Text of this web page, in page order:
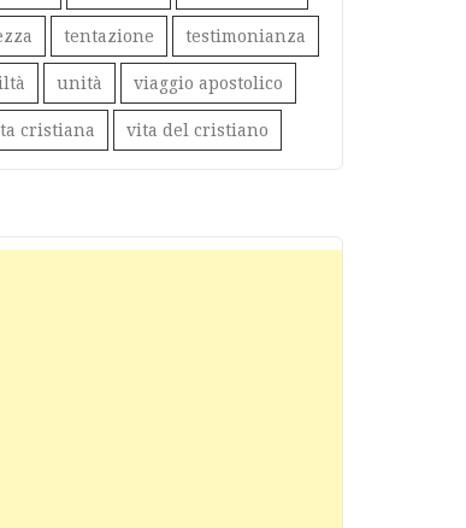
tentazione testimonianza
unità viaggio apostolico
cristiana vita del cristiano